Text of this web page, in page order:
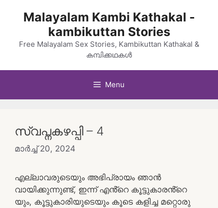
Malayalam Kambi Kathakal -
kambikuttan Stories
Free Malayalam Sex Stories, Kambikuttan Kathakal &
കമ്പിക്കഥകൾ
Menu
സ്വപ്നകഴപ്പി – 4
മാർച്ച്‌ 20, 2024
എല്ലാവരുടെയും അഭിപ്രായം ഞാൻ
വായിക്കുന്നുണ്ട്, ഇന്ന് എൻ്റെ കൂട്ടുകാരൻ്റെ
യും, കൂട്ടുകാരിയുടെയും കൂടെ കളിച്ച മറ്റൊരു